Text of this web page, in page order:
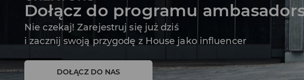
Dołącz do programu
Nie czekaj! Zarejestruj się już dziś
i zacznij swoją przygodę z House jako influencer
DOŁĄCZ DO NAS